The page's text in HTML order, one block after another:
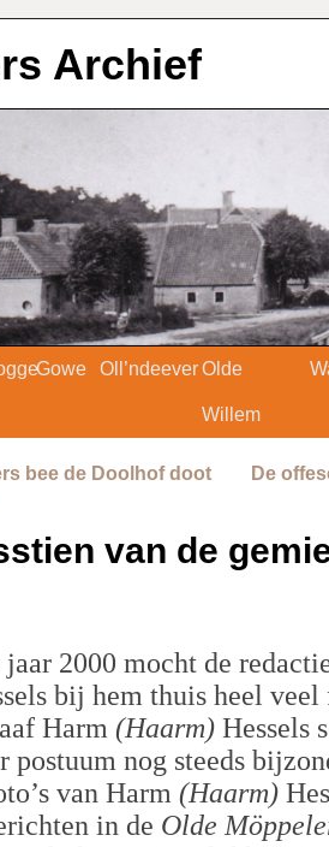
Archief
Gowe Oll’ndeeverOlde
Willem
bee de Doolhof doot
De
van de
jaar 2000 mocht de
bij hem thuis heel
Harm (Haarm) Hessels
postuum nog steeds
van Harm (Haarm)
in de Olde